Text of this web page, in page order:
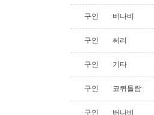
구인 버나비
구인 써리
구인 기타
구인 코퀴틀람
구인 버나비